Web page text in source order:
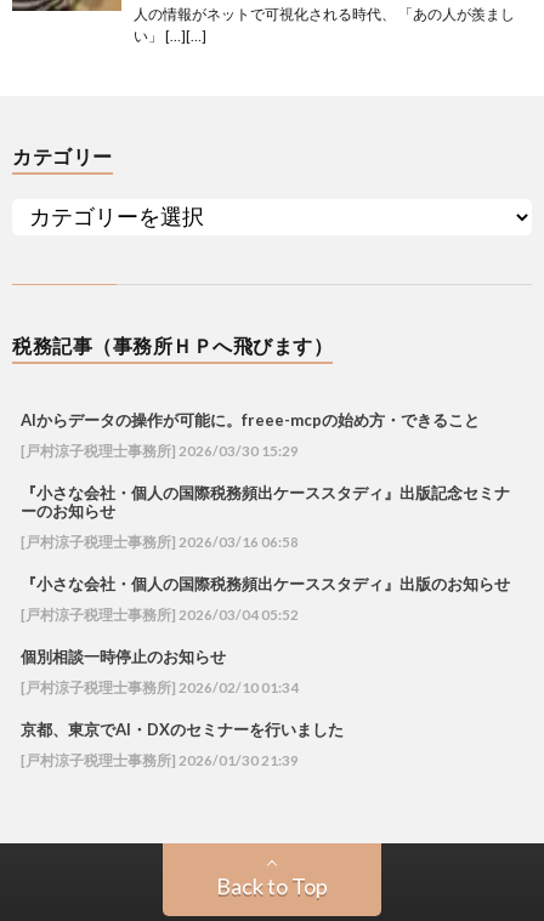
人の情報がネットで可視化される時代、 「あの人が羨まし
い」 […][…]
カテゴリー
税務記事（事務所ＨＰへ飛びます）
AIからデータの操作が可能に。freee-mcpの始め方・できること
[戸村涼子税理士事務所] 2026/03/30 15:29
『小さな会社・個人の国際税務頻出ケーススタディ』出版記念セミナ
ーのお知らせ
[戸村涼子税理士事務所] 2026/03/16 06:58
『小さな会社・個人の国際税務頻出ケーススタディ』出版のお知らせ
[戸村涼子税理士事務所] 2026/03/04 05:52
個別相談一時停止のお知らせ
[戸村涼子税理士事務所] 2026/02/10 01:34
京都、東京でAI・DXのセミナーを行いました
[戸村涼子税理士事務所] 2026/01/30 21:39
Back to Top